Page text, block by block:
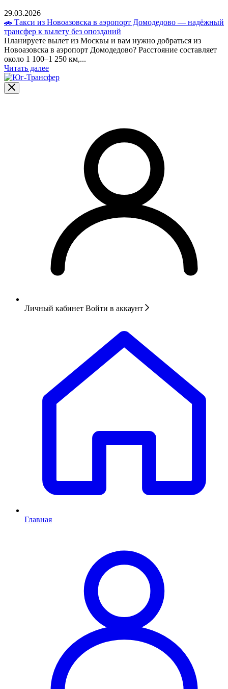
29.03.2026
🚗 Такси из Новоазовска в аэропорт Домодедово — надёжный
трансфер к вылету без опозданий
Планируете вылет из Москвы и вам нужно добраться из
Новоазовска в аэропорт Домодедово? Расстояние составляет
около 1 100–1 250 км,...
Читать далее
Личный кабинет Войти в аккаунт
Главная